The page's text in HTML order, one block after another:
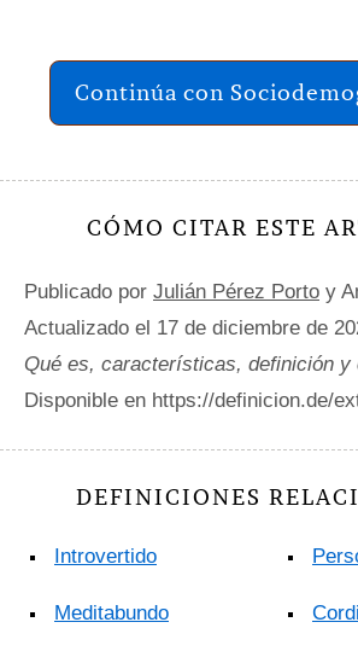
Continúa con
CÓMO CITAR ESTE
Publicado por Julián Pérez Porto y
Actualizado el 17 de diciembre de
Qué es, características, definición y
Disponible en https://definicion.de/
DEFINICIONES
Introvertido
Meditabundo